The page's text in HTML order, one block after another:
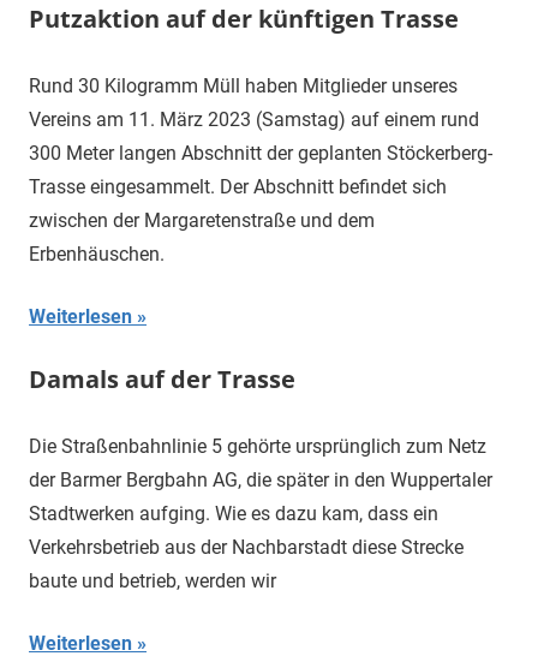
Putzaktion auf der künftigen Trasse
Rund 30 Kilogramm Müll haben Mitglieder unseres
Vereins am 11. März 2023 (Samstag) auf einem rund
300 Meter langen Abschnitt der geplanten Stöckerberg-
Trasse eingesammelt. Der Abschnitt befindet sich
zwischen der Margaretenstraße und dem
Erbenhäuschen.
Weiterlesen
Damals auf der Trasse
Die Straßenbahnlinie 5 gehörte ursprünglich zum Netz
der Barmer Bergbahn AG, die später in den Wuppertaler
Stadtwerken aufging. Wie es dazu kam, dass ein
Verkehrsbetrieb aus der Nachbarstadt diese Strecke
baute und betrieb, werden wir
Weiterlesen